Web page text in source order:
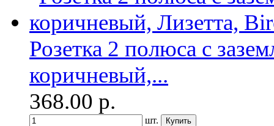
Розетка 2 полюса с
коричневый,...
368.00 р.
шт.